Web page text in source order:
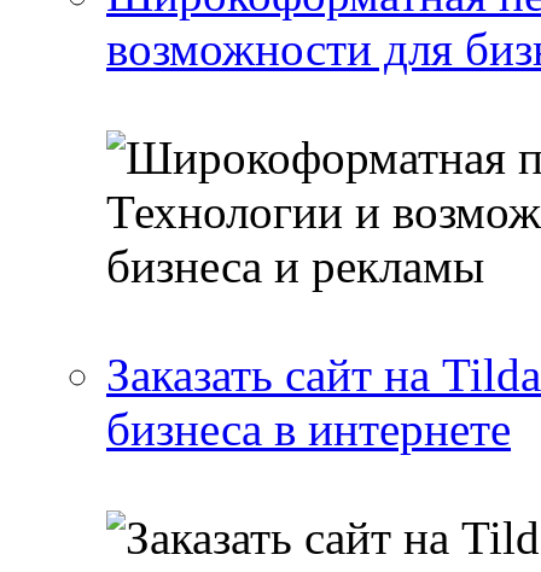
возможности для
Заказать сайт на
бизнеса в интернете